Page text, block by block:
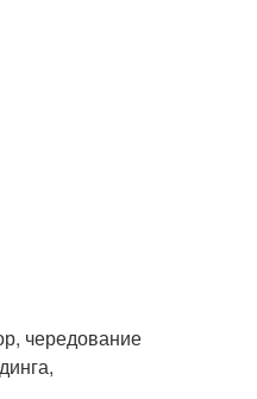
чередование